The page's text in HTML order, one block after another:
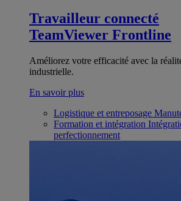
Travailleur connecté
TeamViewer Frontline
Améliorez votre efficacité avec la
industrielle.
En savoir plus
Logistique et entreposage
Formation et intégration
perfectionnement